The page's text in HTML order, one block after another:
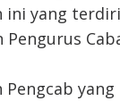
ini yang
Pengurus
Pengcab